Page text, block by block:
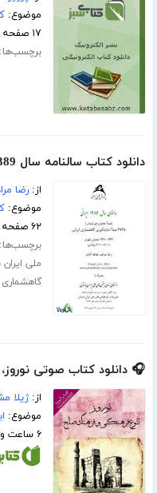
موضوع:
۱۷ صفحه
برچسب‌ها:
دانلود کتاب سالنامه سال 1389 ایرانی
از:رضا
موضوع:
۶۲ صفحه
برچسب‌ها:
ملی ایران
🎧 دانلود کتاب صوتی
از:ژیلا
موضوع:
۶ ساعت و ۲۱ دقیقه